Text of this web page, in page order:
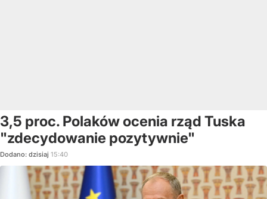
3,5 proc. Polaków ocenia rząd Tuska
"zdecydowanie pozytywnie"
Dodano: dzisiaj 15:40